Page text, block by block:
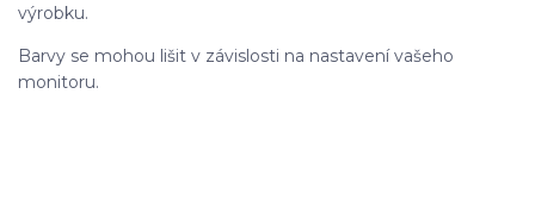
výrobku.
Barvy se mohou lišit v závislosti na nastavení vašeho
monitoru.